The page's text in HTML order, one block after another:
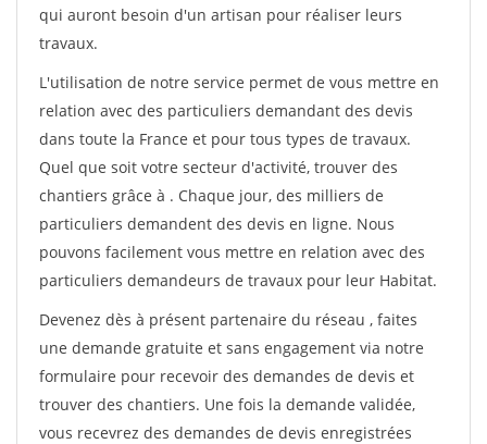
qui auront besoin d'un artisan pour réaliser leurs
travaux.
L'utilisation de notre service permet de vous mettre en
relation avec des particuliers demandant des devis
dans toute la France et pour tous types de travaux.
Quel que soit votre secteur d'activité, trouver des
chantiers grâce à . Chaque jour, des milliers de
particuliers demandent des devis en ligne. Nous
pouvons facilement vous mettre en relation avec des
particuliers demandeurs de travaux pour leur Habitat.
Devenez dès à présent partenaire du réseau , faites
une demande gratuite et sans engagement via notre
formulaire pour recevoir des demandes de devis et
trouver des chantiers. Une fois la demande validée,
vous recevrez des demandes de devis enregistrées